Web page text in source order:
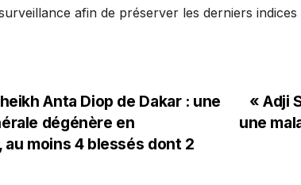
afin de préserver les derniers
« Adji
une
Anta Diop de Dakar : une
dégénère en
moins 4 blessés dont 2